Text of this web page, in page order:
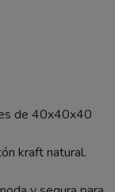
de 40x40x40
kraft natural.